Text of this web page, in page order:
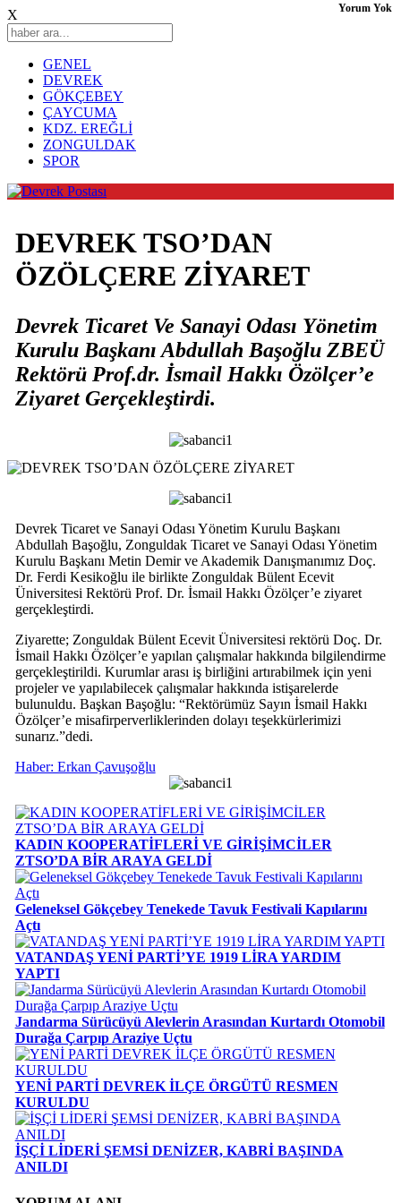
X
GENEL
DEVREK
GÖKÇEBEY
ÇAYCUMA
KDZ. EREĞLİ
ZONGULDAK
SPOR
DEVREK TSO’DAN
ÖZÖLÇERE ZİYARET
Devrek Ticaret Ve Sanayi Odası Yönetim
Kurulu Başkanı Abdullah Başoğlu ZBEÜ
Rektörü Prof.dr. İsmail Hakkı Özölçer’e
Ziyaret Gerçekleştirdi.
Devrek Ticaret ve Sanayi Odası Yönetim Kurulu Başkanı
Abdullah Başoğlu, Zonguldak Ticaret ve Sanayi Odası Yönetim
Kurulu Başkanı Metin Demir ve Akademik Danışmanımız Doç.
Dr. Ferdi Kesikoğlu ile birlikte Zonguldak Bülent Ecevit
Üniversitesi Rektörü Prof. Dr. İsmail Hakkı Özölçer’e ziyaret
gerçekleştirdi.
Ziyarette; Zonguldak Bülent Ecevit Üniversitesi rektörü Doç. Dr.
İsmail Hakkı Özölçer’e yapılan çalışmalar hakkında bilgilendirme
gerçekleştirildi. Kurumlar arası iş birliğini artırabilmek için yeni
projeler ve yapılabilecek çalışmalar hakkında istişarelerde
bulunuldu. Başkan Başoğlu: “Rektörümüz Sayın İsmail Hakkı
Özölçer’e misafirperverliklerinden dolayı teşekkürlerimizi
sunarız.”dedi.
Haber: Erkan Çavuşoğlu
KADIN KOOPERATİFLERİ VE GİRİŞİMCİLER
ZTSO’DA BİR ARAYA GELDİ
Geleneksel Gökçebey Tenekede Tavuk Festivali Kapılarını
Açtı
VATANDAŞ YENİ PARTİ’YE 1919 LİRA YARDIM
YAPTI
Jandarma Sürücüyü Alevlerin Arasından Kurtardı Otomobil
Durağa Çarpıp Araziye Uçtu
YENİ PARTİ DEVREK İLÇE ÖRGÜTÜ RESMEN
KURULDU
İŞÇİ LİDERİ ŞEMSİ DENİZER, KABRİ BAŞINDA
ANILDI
Yorum Yok